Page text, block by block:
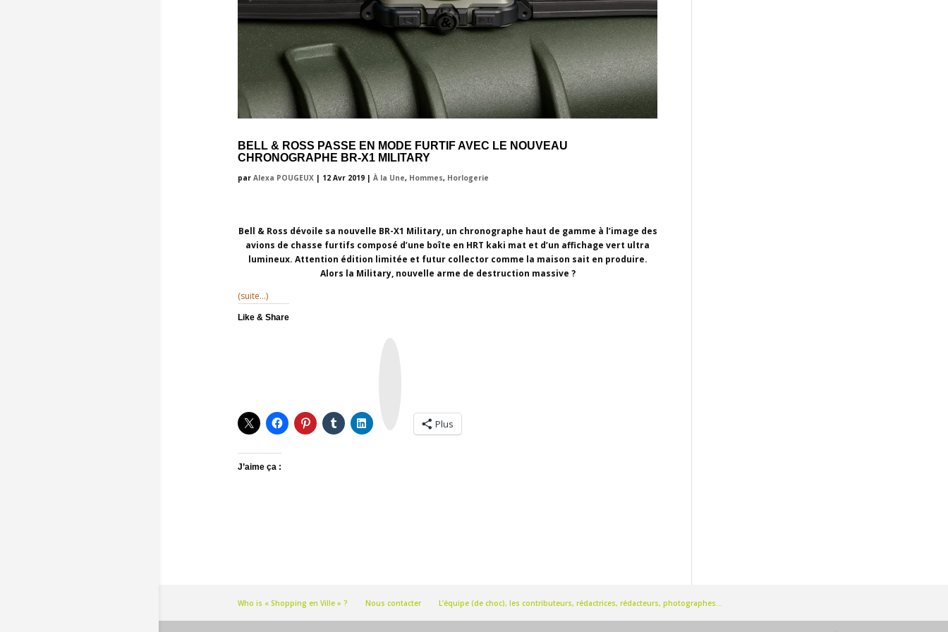
BELL & ROSS PASSE EN MODE FURTIF AVEC LE NOUVEAU
CHRONOGRAPHE BR-X1 MILITARY
par Alexa POUGEUX| 12 Avr 2019| À la Une, Hommes, Horlogerie
Bell & Ross dévoile sa nouvelle BR-X1 Military, un chronographe haut de gamme à l’image des
avions de chasse furtifs composé d’une boîte en HRT kaki mat et d’un affichage vert ultra
lumineux. Attention édition limitée et futur collector comme la maison sait en produire.
Alors la Military, nouvelle arme de destruction massive ?
(suite…)
Like & Share
Plus
J’aime ça :
Who is « Shopping en Ville » ? Nous contacter L’équipe (de choc), les contributeurs, rédactrices, rédacteurs, photographes…